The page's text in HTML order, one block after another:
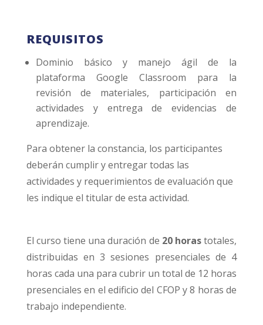
REQUISITOS
Dominio básico y manejo ágil de la
plataforma Google Classroom para la
revisión de materiales, participación en
actividades y entrega de evidencias de
aprendizaje.
Para obtener la constancia, los participantes
deberán cumplir y entregar todas las
actividades y requerimientos de evaluación que
les indique el titular de esta actividad.
El curso tiene una duración de 20 horastotales,
distribuidas en 3 sesiones presenciales de 4
horas cada una para cubrir un total de 12 horas
presenciales en el edificio del CFOP y 8 horas de
trabajo independiente.